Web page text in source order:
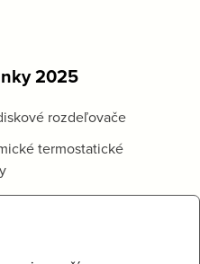
2025
rozdeľovače
termostatické